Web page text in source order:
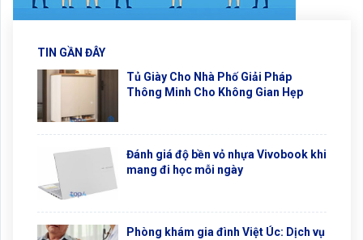
TIN GẦN ĐÂY
Tủ Giày Cho Nhà Phố Giải Pháp
Thông Minh Cho Không Gian Hẹp
Đánh giá độ bền vỏ nhựa Vivobook khi
mang đi học mỗi ngày
Phòng khám gia đình Việt Úc: Dịch vụ